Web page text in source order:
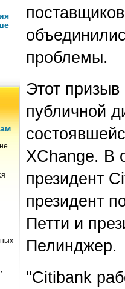
проблемы.
Этот призыв
публичной
XChange. В
президент
президент
Петти и
Пелинджер.
"Citibank